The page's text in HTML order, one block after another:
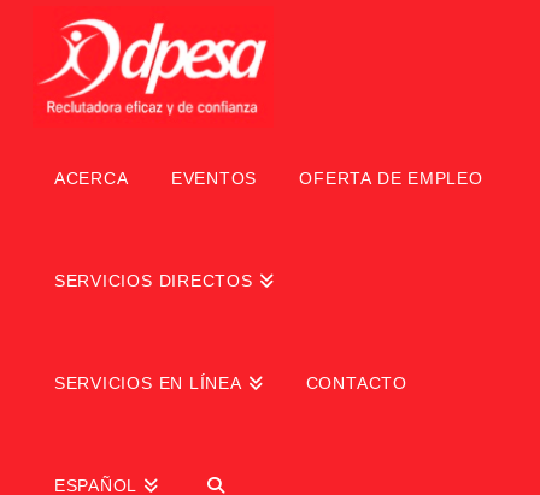
ACERCA EVENTOS OFERTA DE EMPLEO
SERVICIOS DIRECTOS
SERVICIOS EN LÍNEA CONTACTO
ESPAÑOL